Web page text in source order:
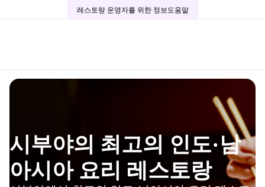
레스토랑 운영자를 위한 정보도움말
시부야의 최고의 인도·남
아시아 요리 레스토랑